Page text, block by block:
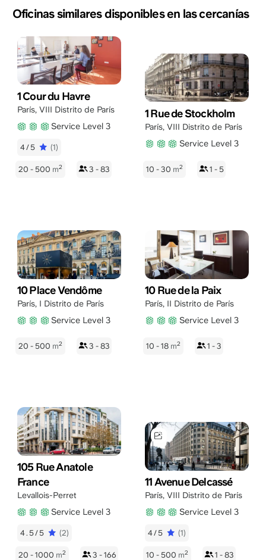
Oficinas similares disponibles en las cercanías
1 Cour du Havre
París, VIII Distrito de París
Service Level 3
4/5 (1)
20 - 500 m2 3 - 83
1 Rue de Stockholm
París, VIII Distrito de París
Service Level 3
10 - 30 m2 1 - 5
10 Place Vendôme
París, I Distrito de París
Service Level 3
20 - 500 m2 3 - 83
10 Rue de la Paix
París, II Distrito de París
Service Level 3
10 - 18 m2 1 - 3
105 Rue Anatole
France
Levallois-Perret
Service Level 3
4.5/5 (2)
20 - 1000 m2 3 - 166
11 Avenue Delcassé
París, VIII Distrito de París
Service Level 3
4/5 (1)
10 - 500 m2 1 - 83